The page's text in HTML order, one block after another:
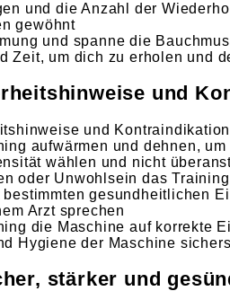
und die Anzahl der
gewöhnt
und spanne die
Zeit, um dich zu erholen und
und
und
aufwärmen und dehnen,
wählen und nicht
oder Unwohlsein das
bestimmten gesundheitlichen
Arzt sprechen
die Maschine auf korrekte
Hygiene der Maschine
stärker und